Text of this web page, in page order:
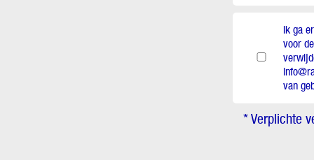
Ik ga
voor
van
* Verplichte